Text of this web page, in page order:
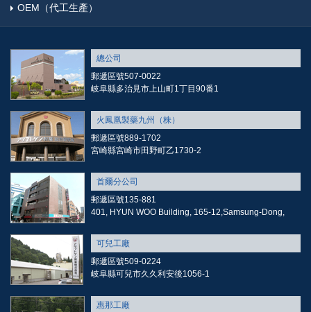
OEM（代工生產）
總公司
郵遞區號507-0022
岐阜縣多治見市上山町1丁目90番1
火鳳凰製藥九州（株）
郵遞區號889-1702
宮崎縣宮崎市田野町乙1730-2
首爾分公司
郵遞區號135-881
401, HYUN WOO Building, 165-12,Samsung-Dong,
可兒工廠
郵遞區號509-0224
岐阜縣可兒市久久利安後1056-1
惠那工廠